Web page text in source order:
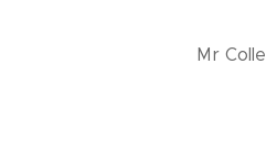
Mr Colle